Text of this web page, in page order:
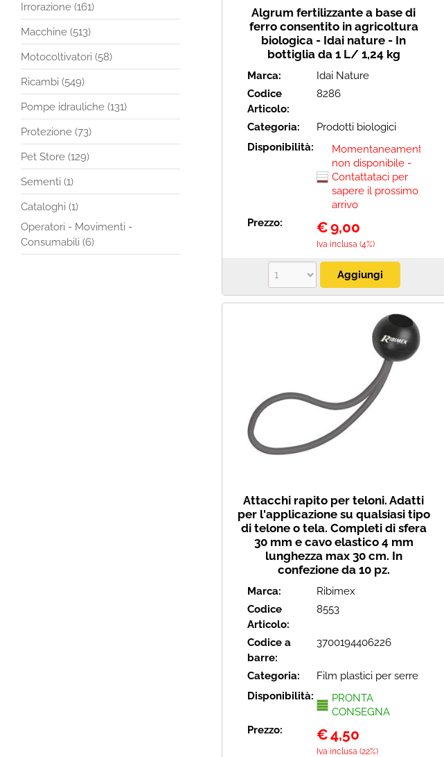
Irrorazione (161)
Macchine (513)
Motocoltivatori (58)
Ricambi (549)
Pompe idrauliche (131)
Protezione (73)
Pet Store (129)
Sementi (1)
Cataloghi (1)
Operatori - Movimenti -
Consumabili (6)
Algrum fertilizzante a base di
ferro consentito in agricoltura
biologica - Idai nature - In
bottiglia da 1 L/ 1,24 kg
Marca:
Idai Nature
Codice
Articolo:
8286
Categoria:
Prodotti biologici
Disponibilità:
Momentaneamente
non disponibile -
Contattataci per
sapere il prossimo
arrivo
Prezzo:
€9,00
Iva inclusa (4%)
Attacchi rapito per teloni. Adatti
per l'applicazione su qualsiasi tipo
di telone o tela. Completi di sfera
30 mm e cavo elastico 4 mm
lunghezza max 30 cm. In
confezione da 10 pz.
Marca:
Ribimex
Codice
Articolo:
8553
Codice a
barre:
3700194406226
Categoria:
Film plastici per serre
Disponibilità:
PRONTA
CONSEGNA
Prezzo:
€4,50
Iva inclusa (22%)